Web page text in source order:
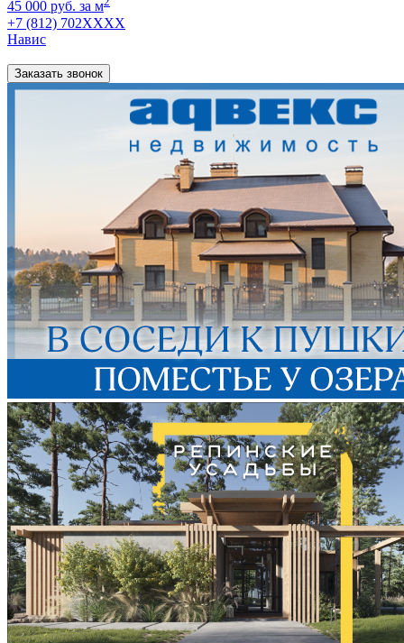
45 000 руб. за м
+7 (812) 702XXXX
Навис
Заказать звонок